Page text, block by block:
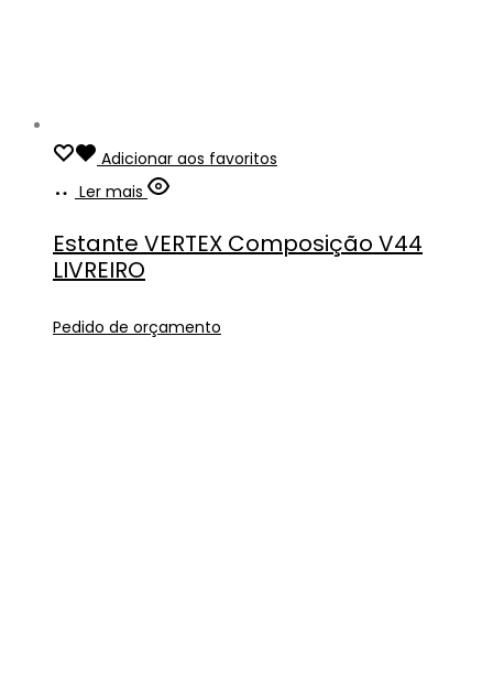
Adicionar aos favoritos
Ler mais
Estante VERTEX Composição V44
LIVREIRO
Pedido de orçamento